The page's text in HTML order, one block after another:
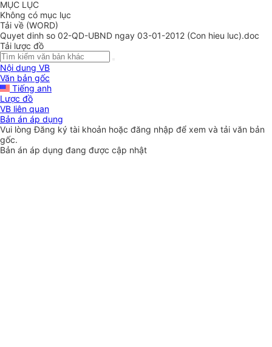
MỤC LỤC
Không có mục lục
Tải về (WORD)
Quyet dinh so 02-QD-UBND ngay 03-01-2012 (Con hieu luc).doc
Tải lược đồ
Nội dung VB
Văn bản gốc
Tiếng anh
Lược đồ
VB liên quan
Bản án áp dụng
Vui lòngĐăng ký tài khoản hoặc đăng nhập để xem và tải văn bản
gốc.
Bản án áp dụng đang được cập nhật